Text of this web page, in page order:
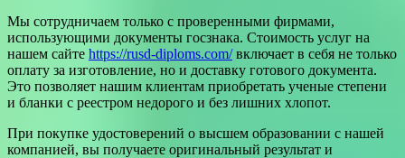
Мы сотрудничаем только с проверенными фирмами,
использующими документы госзнака. Стоимость услуг на
нашем сайте https://rusd-diploms.com/включает в себя не только
оплату за изготовление, но и доставку готового документа.
Это позволяет нашим клиентам приобретать ученые степени
и бланки с реестром недорого и без лишних хлопот.
При покупке удостоверений о высшем образовании с нашей
компанией, вы получаете оригинальный результат и